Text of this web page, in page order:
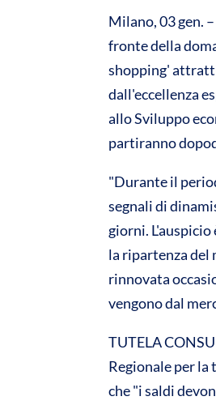
at
s
A
p
p
e
b
o
o
k
Milano, 03 gen.
fronte della
shopping'
dall'eccellenza
allo Sviluppo
partiranno
"Durante il
segnali di
giorni.
la ripartenza del
rinnovata
vengono dal
TUTELA
Regionale per
che "i saldi